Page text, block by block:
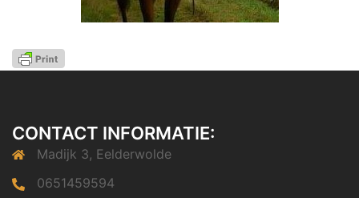
CONTACT INFORMATIE:
Madijk 3, Eelderwolde
0651459594